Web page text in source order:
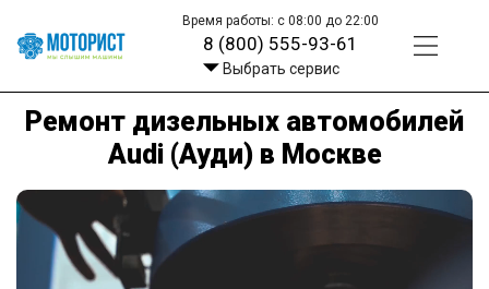
Время работы: с 08:00 до 22:00
8 (800) 555-93-61
Выбрать сервис
Ремонт дизельных автомобилей
Audi (Ауди) в Москве